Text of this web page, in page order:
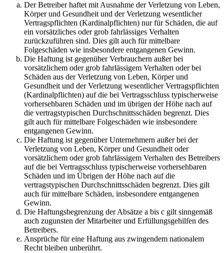
Der Betreiber haftet mit Ausnahme der Verletzung von Leben,
Körper und Gesundheit und der Verletzung wesentlicher
Vertragspflichten (Kardinalpflichten) nur für Schäden, die auf
ein vorsätzliches oder grob fahrlässiges Verhalten
zurückzuführen sind. Dies gilt auch für mittelbare
Folgeschäden wie insbesondere entgangenen Gewinn.
Die Haftung ist gegenüber Verbrauchern außer bei
vorsätzlichem oder grob fahrlässigem Verhalten oder bei
Schäden aus der Verletzung von Leben, Körper und
Gesundheit und der Verletzung wesentlicher Vertragspflichten
(Kardinalpflichten) auf die bei Vertragsschluss typischerweise
vorhersehbaren Schäden und im übrigen der Höhe nach auf
die vertragstypischen Durchschnittsschäden begrenzt. Dies
gilt auch für mittelbare Folgeschäden wie insbesondere
entgangenen Gewinn.
Die Haftung ist gegenüber Unternehmern außer bei der
Verletzung von Leben, Körper und Gesundheit oder
vorsätzlichem oder grob fahrlässigem Verhalten des Betreibers
auf die bei Vertragsschluss typischerweise vorhersehbaren
Schäden und im Übrigen der Höhe nach auf die
vertragstypischen Durchschnittsschäden begrenzt. Dies gilt
auch für mittelbare Schäden, insbesondere entgangenen
Gewinn.
Die Haftungsbegrenzung der Absätze a bis c gilt sinngemäß
auch zugunsten der Mitarbeiter und Erfüllungsgehilfen des
Betreibers.
Ansprüche für eine Haftung aus zwingendem nationalem
Recht bleiben unberührt.